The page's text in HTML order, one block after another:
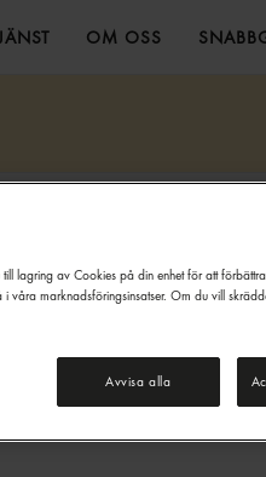
OM OSS
lagring av Cookies på din enhet för att
våra marknadsföringsinsatser. Om du vill
Avvisa alla
om alkoholdrycker. För
du vara 20 år eller äldre.